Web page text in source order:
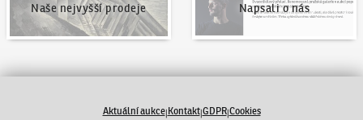
Naše nejvyšší prodeje Napsali o nás
Aktuální aukce|Kontakt|GDPR|Cookies